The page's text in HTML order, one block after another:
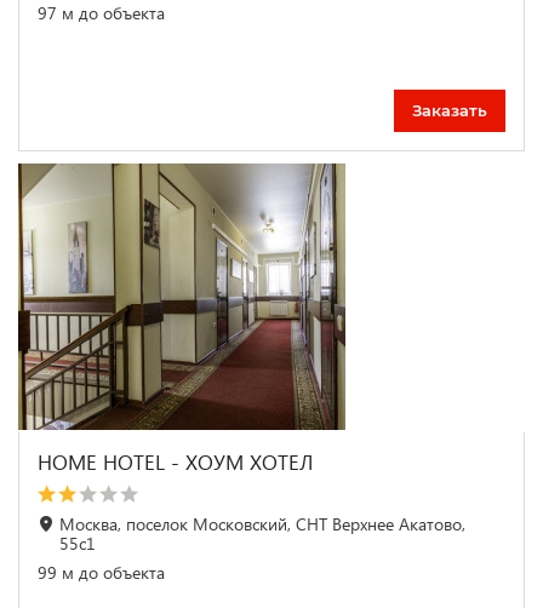
97 м до объекта
Заказать
HOME HOTEL - ХОУМ ХОТЕЛ
Москва, поселок Московский, СНТ Верхнее Акатово,
55с1
99 м до объекта